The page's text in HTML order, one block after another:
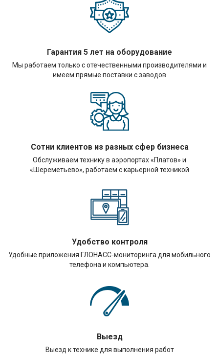
Гарантия 5 лет на оборудование
Мы работаем только с отечественными производителями и
имеем прямые поставки с заводов
Сотни клиентов из разных сфер бизнеса
Обслуживаем технику в аэропортах «Платов» и
«Шереметьево», работаем с карьерной техникой
Удобство контроля
Удобные приложения ГЛОНАСС-мониторинга для мобильного
телефона и компьютера.
Выезд
Выезд к технике для выполнения работ